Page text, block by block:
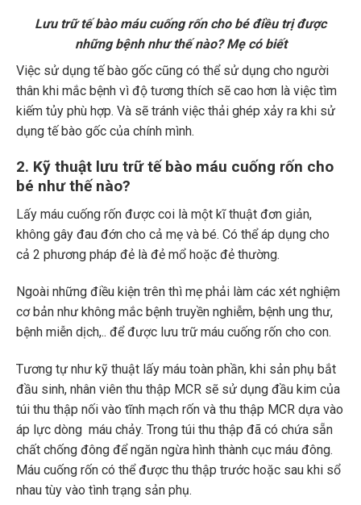
Lưu trữ tế bào máu cuống rốn cho bé điều trị được
những bệnh như thế nào? Mẹ có biết
Việc sử dụng tế bào gốc cũng có thể sử dụng cho người
thân khi mắc bệnh vì độ tương thích sẽ cao hơn là việc tìm
kiếm tủy phù hợp. Và sẽ tránh việc thải ghép xảy ra khi sử
dụng tế bào gốc của chính mình.
2. Kỹ thuật lưu trữ tế bào máu cuống rốn cho
bé như thế nào?
Lấy máu cuống rốn được coi là một kĩ thuật đơn giản,
không gây đau đớn cho cả mẹ và bé. Có thể áp dụng cho
cả 2 phương pháp đẻ là đẻ mổ hoặc đẻ thường.
Ngoài những điều kiện trên thì mẹ phải làm các xét nghiệm
cơ bản như không mắc bệnh truyền nghiễm, bệnh ung thư,
bệnh miễn dịch,.. để được lưu trữ máu cuống rốn cho con.
Tương tự như kỹ thuật lấy máu toàn phần, khi sản phụ bắt
đầu sinh, nhân viên thu thập MCR sẽ sử dụng đầu kim của
túi thu thập nối vào tĩnh mạch rốn và thu thập MCR dựa vào
áp lực dòng máu chảy. Trong túi thu thập đã có chứa sẵn
chất chống đông để ngăn ngừa hình thành cục máu đông.
Máu cuống rốn có thể được thu thập trước hoặc sau khi sổ
nhau tùy vào tình trạng sản phụ.